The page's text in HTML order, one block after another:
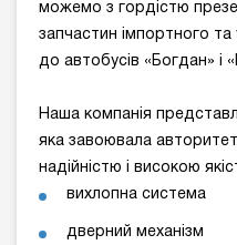
можемо з гордістю
запчастин імпортного
до автобусів «Богдан» і
Наша компанія
яка завоювала авторитет
надійністю і високою
вихлопна система
дверний механізм